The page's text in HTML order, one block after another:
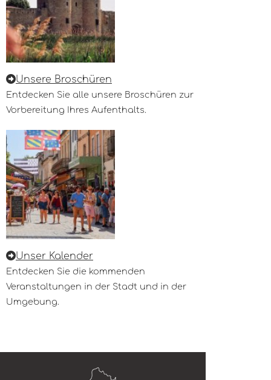
Unsere Broschüren
Entdecken Sie alle unsere Broschüren zur
Vorbereitung Ihres Aufenthalts.
Unser Kalender
Entdecken Sie die kommenden
Veranstaltungen in der Stadt und in der
Umgebung.